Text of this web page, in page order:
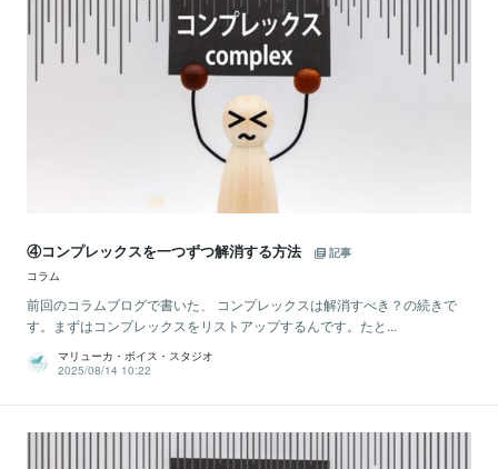
④コンプレックスを一つずつ解消する方法
記事
コラム
前回のコラムブログで書いた、 コンプレックスは解消すべき？の続きで
す。まずはコンプレックスをリストアップするんです。たと...
マリューカ・ボイス・スタジオ
2025/08/14 10:22